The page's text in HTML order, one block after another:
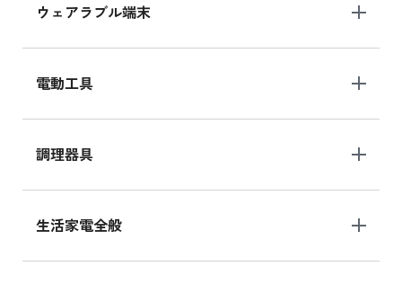
ウェアラブル端末
電動工具
調理器具
生活家電全般